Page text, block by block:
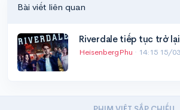
Bài viết liên quan
Riverdale tiếp tục trở
HeisenbergPhu · 14:15 15/